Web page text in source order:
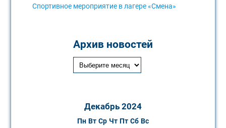
Спортивное мероприятие в лагере «Смена»
Архив новостей
Декабрь 2024
Пн Вт Ср Чт Пт Сб Вс